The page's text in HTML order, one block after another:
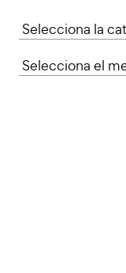
Categories